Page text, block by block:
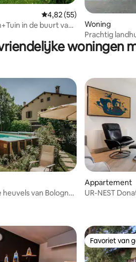
uit 5, 42 recensies
Gemiddelde beoordeling
4,82 (55)
in de buurt van
Woning
Prachtig
woningen
van Bologna
Appartement
UR-NEST
Favoriet van
Favoriet van